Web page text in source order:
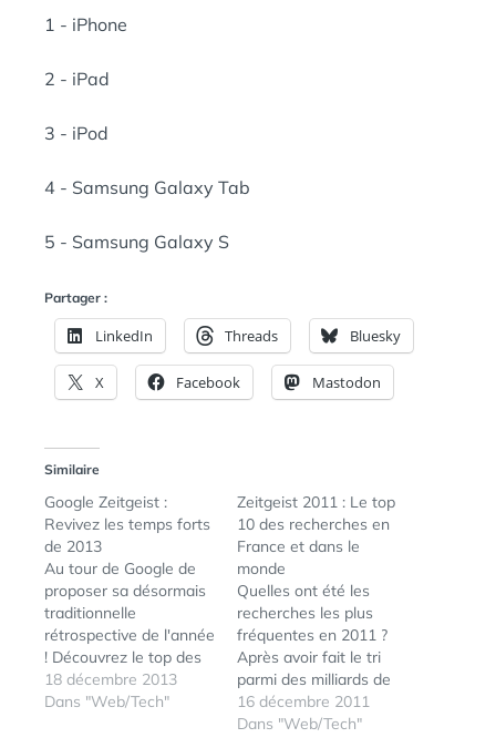
1 - iPhone
2 - iPad
3 - iPod
4 - Samsung Galaxy Tab
5 - Samsung Galaxy S
Partager :
LinkedIn Threads Bluesky
X Facebook Mastodon
Similaire
Google Zeitgeist :
Revivez les temps forts
de 2013
Au tour de Google de
proposer sa désormais
traditionnelle
rétrospective de l'année
! Découvrez le top des
requêtes de recherche
sur Google Tendances,
18 décembre 2013
Dans "Web/Tech"
Zeitgeist 2011 : Le top
10 des recherches en
France et dans le
monde
Quelles ont été les
recherches les plus
fréquentes en 2011 ?
Après avoir fait le tri
parmi des milliards de
recherches Google,
Zeitgeist a identifié les
16 décembre 2011
Dans "Web/Tech"